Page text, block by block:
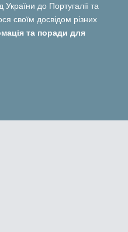
до Португалії та
своїм досвідом різних
та поради для